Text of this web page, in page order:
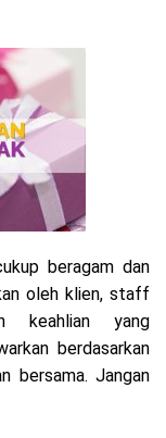
beragam dan
oleh klien, staff
keahlian yang
berdasarkan
bersama. Jangan